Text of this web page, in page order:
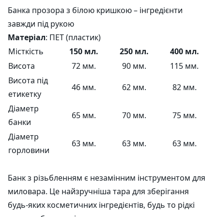
Банка прозора з білою кришкою – інгредієнти
завжди під рукою
Матеріал: ПЕТ (пластик)
Місткість
150 мл. 250 мл.
400 мл.
Висота
72 мм. 90 мм.
115 мм.
Висота під
етикетку
46 мм. 62 мм.
82 мм.
Діаметр
банки
65 мм. 70 мм.
75 мм.
Діаметр
горловини
63 мм. 63 мм. 63 мм.
Банк з різьбленням є незамінним інструментом для
миловара. Це найзручніша тара для зберігання
будь-яких косметичних інгредієнтів, будь то рідкі